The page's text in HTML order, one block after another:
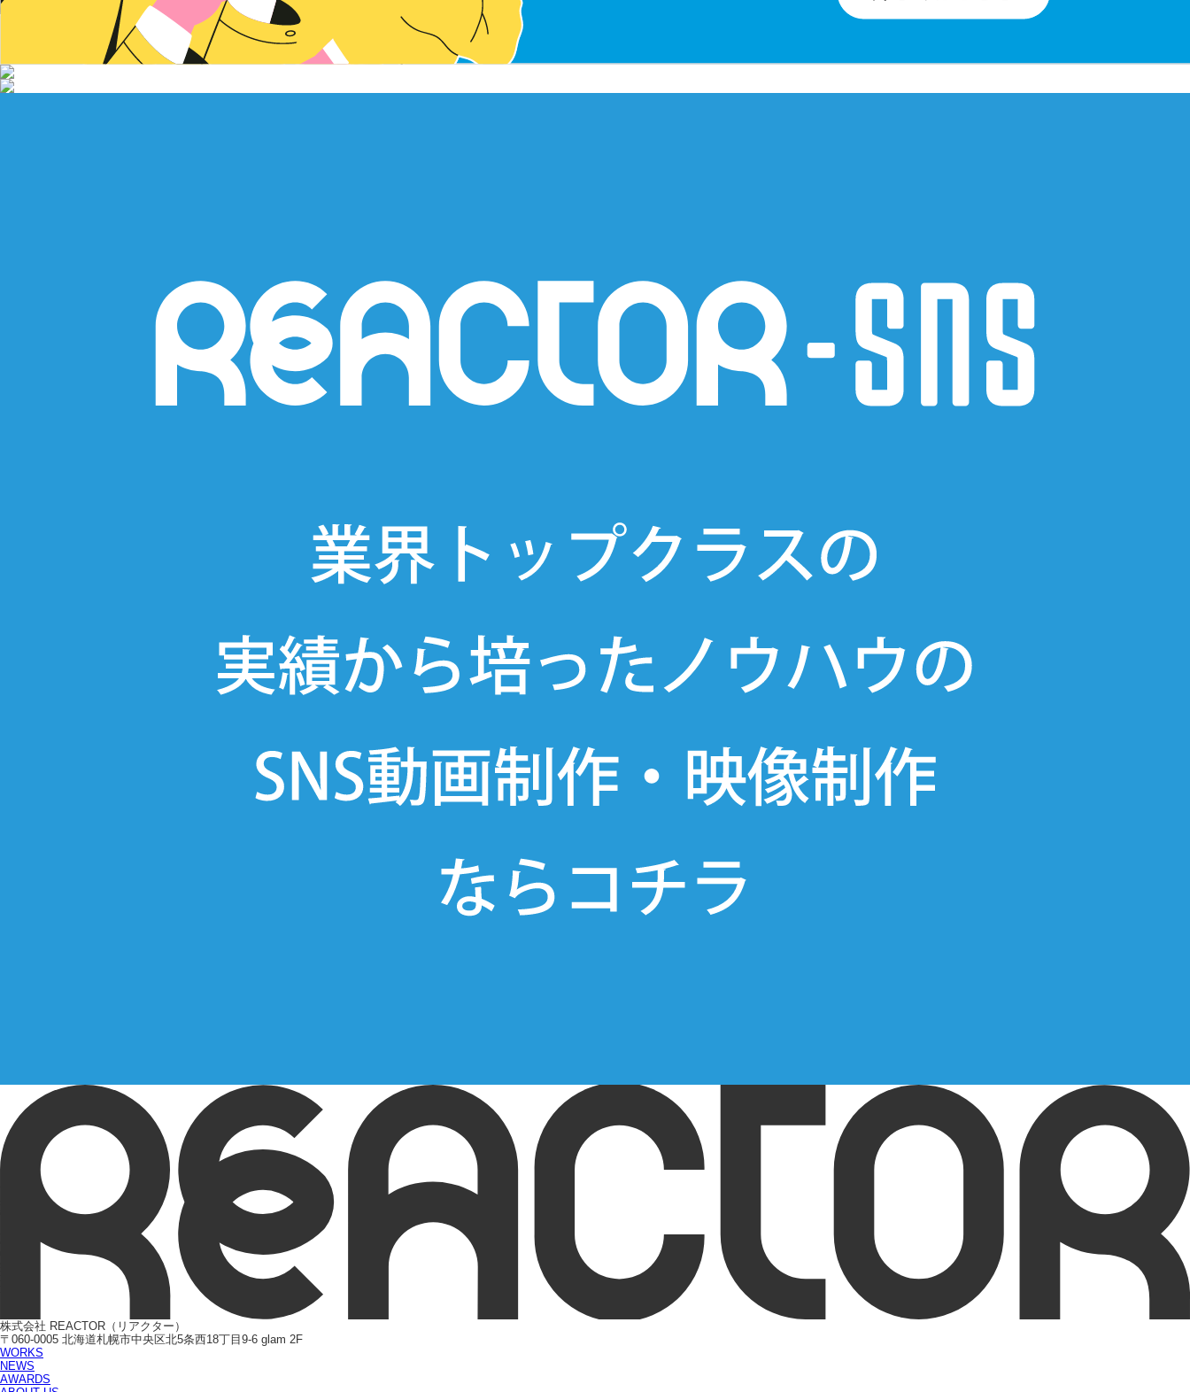
株式会社 REACTOR（リアクター）
〒060-0005 北海道札幌市中央区北5条西18丁目9-6 glam 2F
WORKS
NEWS
AWARDS